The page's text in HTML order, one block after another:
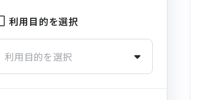
利用目的を選択
利用目的を選択